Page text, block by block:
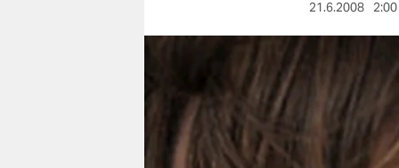
nord
verlag
verlag
21.6.2008